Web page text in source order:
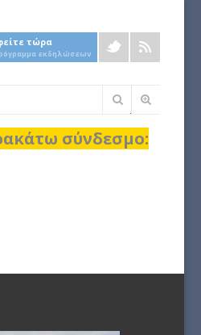
τώρα
εκδηλώσεων
Φόρμα
αναζήτησης
σύνδεσμο: